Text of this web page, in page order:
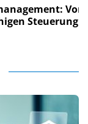
Von
Steuerung